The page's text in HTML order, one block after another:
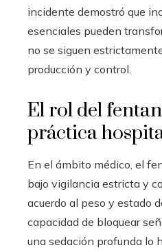
incidente demostró que
esenciales pueden
no se siguen
producción y control.
El rol del
práctica
En el ámbito médico, el
bajo vigilancia estricta y
acuerdo al peso y estado
capacidad de bloquear
una sedación profunda lo